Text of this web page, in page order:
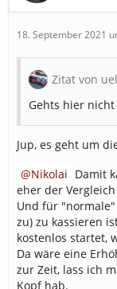
18. September 2021
Zitat von
Gehts hier
Jup, es geht um
Nikolai Damit
eher der
Und für "normale"
zu) zu kassieren
kostenlos startet,
Da wäre eine
zur Zeit, lass ich
Kopf hab.